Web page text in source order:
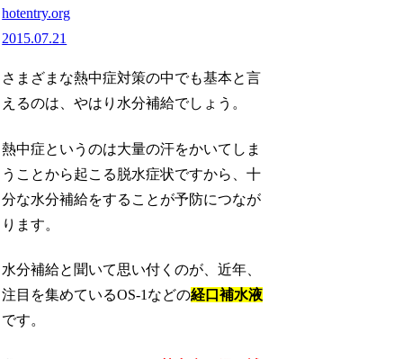
hotentry.org
2015.07.21
さまざまな熱中症対策の中でも基本と言
えるのは、やはり水分補給でしょう。
熱中症というのは大量の汗をかいてしま
うことから起こる脱水症状ですから、十
分な水分補給をすることが予防につなが
ります。
水分補給と聞いて思い付くのが、近年、
注目を集めているOS-1などの経口補水液
です。